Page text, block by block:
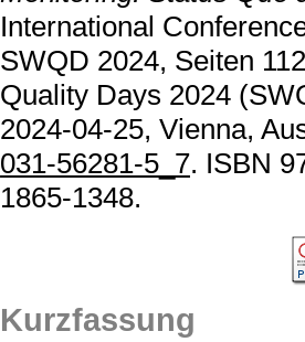
International
SWQD 2024, Seiten
Quality Days 2024
2024-04-25, Vienna,
031-56281-5_7. ISBN
1865-1348.
Kurzfassung